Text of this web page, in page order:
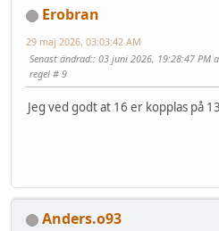
Erobran
29 maj 2026, 03:03:42 AM
Senast ändrad:: 03 juni 2026, 19:28:47 PM
regel # 9
Jeg ved godt at 16 er kopplas på
Anders.o93